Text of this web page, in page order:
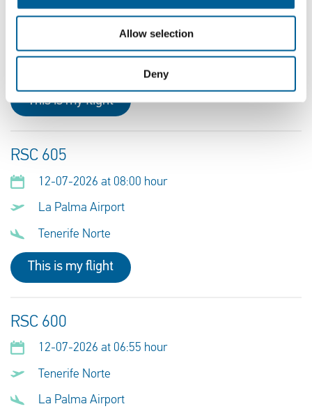
Allow selection
Deny
14-07-2026 at 20:10 hour
This is my flight
RSC 605
12-07-2026 at 08:00 hour
La Palma Airport
Tenerife Norte
This is my flight
RSC 600
12-07-2026 at 06:55 hour
Tenerife Norte
La Palma Airport